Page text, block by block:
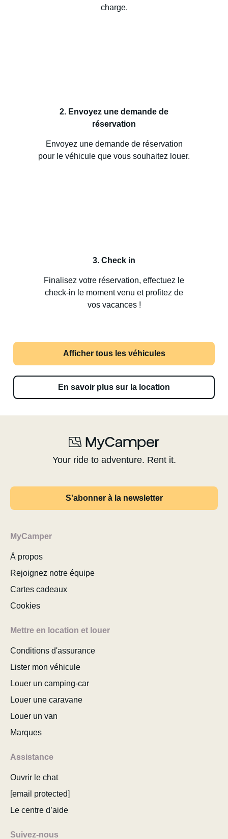
charge.
2. Envoyez une demande de
réservation
Envoyez une demande de réservation
pour le véhicule que vous souhaitez louer.
3. Check in
Finalisez votre réservation, effectuez le
check-in le moment venu et profitez de
vos vacances !
Afficher tous les véhicules
En savoir plus sur la location
Your ride to adventure. Rent it.
S'abonner à la newsletter
MyCamper
À propos
Rejoignez notre équipe
Cartes cadeaux
Cookies
Mettre en location et louer
Conditions d'assurance
Lister mon véhicule
Louer un camping-car
Louer une caravane
Louer un van
Marques
Assistance
Ouvrir le chat
[email protected]
Le centre d’aide
Suivez-nous